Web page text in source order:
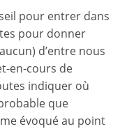
pour entrer dans
pour donner
d’entre nous
en-cours de
indiquer où
que
évoqué au point